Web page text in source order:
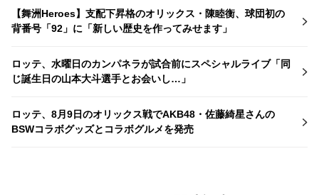
【舞洲Heroes】支配下昇格のオリックス・陳睦衡、球団初の
背番号「92」に「新しい歴史を作ってみせます」
ロッテ、水曜日のカンパネラが試合前にスペシャルライブ「同
じ誕生日の山本大斗選手とお会いし…」
ロッテ、8月9日のオリックス戦でAKB48・佐藤綺星さんの
BSWコラボグッズとコラボグルメを発売